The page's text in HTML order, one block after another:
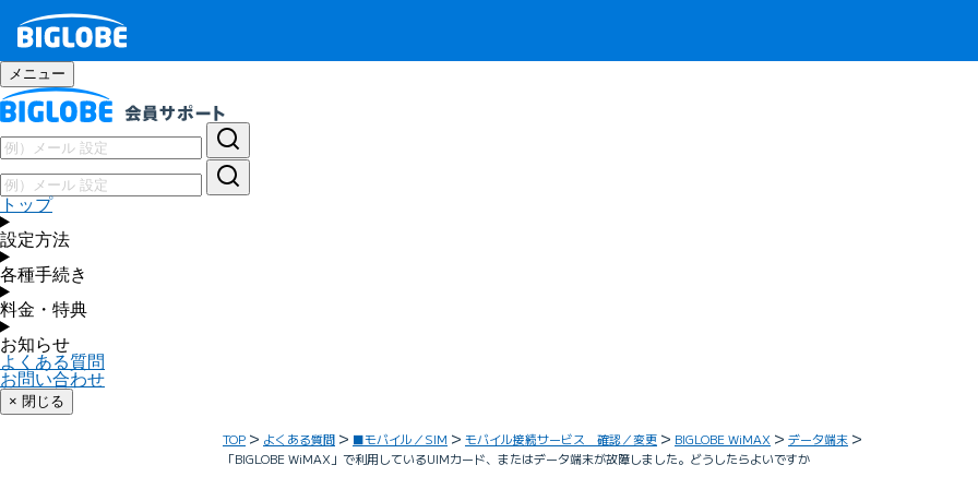
メニュー
トップ
設定方法
各種手続き
料金・特典
お知らせ
よくある質問
お問い合わせ
× 閉じる
TOP よくある質問 ■モバイル／SIM モバイル接続サービス 確認／変更 BIGLOBE WiMAX
データ端末
「BIGLOBE WiMAX」で利用しているUIMカード、またはデータ端末が故障しました。どうしたらよいですか